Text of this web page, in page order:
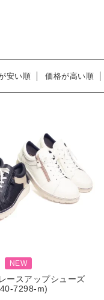
安い順 価格が高い順
NEW
ースアップシューズ
7298-m)